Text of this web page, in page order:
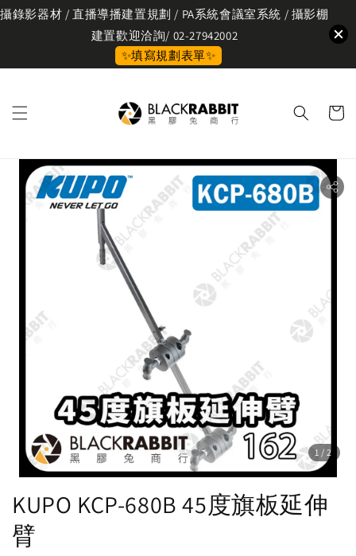
攝錄影器材 / 直播導播建置規劃 / PA系統會議室系統 / 攝影棚
建置歡迎洽詢/ 02-27942002
✨填寫規劃表單✨
1 /2
KUPO KCP-680B 45度旗板延伸
臂